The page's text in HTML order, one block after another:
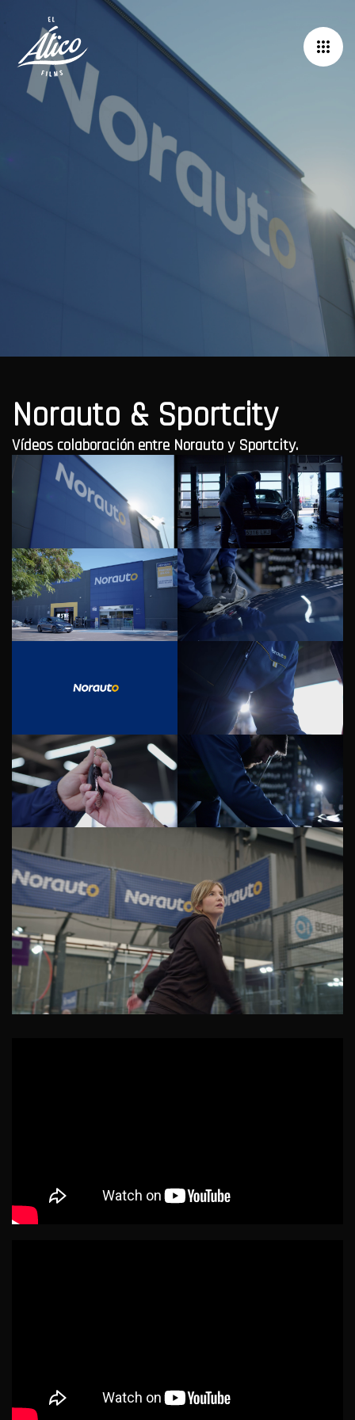
Norauto & Sportcity
Vídeos colaboración entre Norauto y Sportcity.